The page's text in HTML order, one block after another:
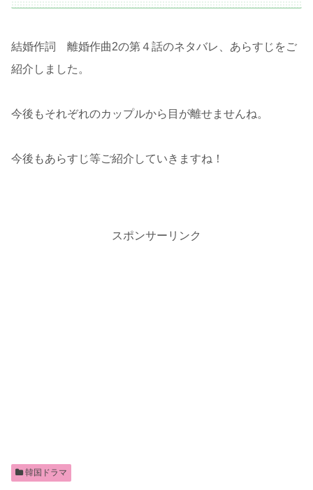
結婚作詞 離婚作曲2の第４話のネタバレ、あらすじをご
紹介しました。
今後もそれぞれのカップルから目が離せませんね。
今後もあらすじ等ご紹介していきますね！
スポンサーリンク
韓国ドラマ